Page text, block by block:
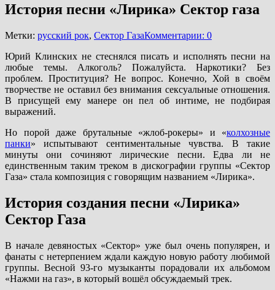
История песни «Лирика» Сектор газа
Метки: русский рок, Сектор ГазаКомментарии: 0
Юрий Клинских не стеснялся писать и исполнять песни на
любые темы. Алкоголь? Пожалуйста. Наркотики? Без
проблем. Проституция? Не вопрос. Конечно, Хой в своём
творчестве не оставил без внимания сексуальные отношения.
В присущей ему манере он пел об интиме, не подбирая
выражений.
Но порой даже брутальные «жлоб-рокеры» и «колхозные
панки» испытывают сентиментальные чувства. В такие
минуты они сочиняют лирические песни. Едва ли не
единственным таким треком в дискографии группы «Сектор
Газа» стала композиция с говорящим названием «Лирика».
История создания песни «Лирика»
Сектор Газа
В начале девяностых «Сектор» уже был очень популярен, и
фанаты с нетерпением ждали каждую новую работу любимой
группы. Весной 93-го музыканты порадовали их альбомом
«Нажми на газ», в который вошёл обсуждаемый трек.